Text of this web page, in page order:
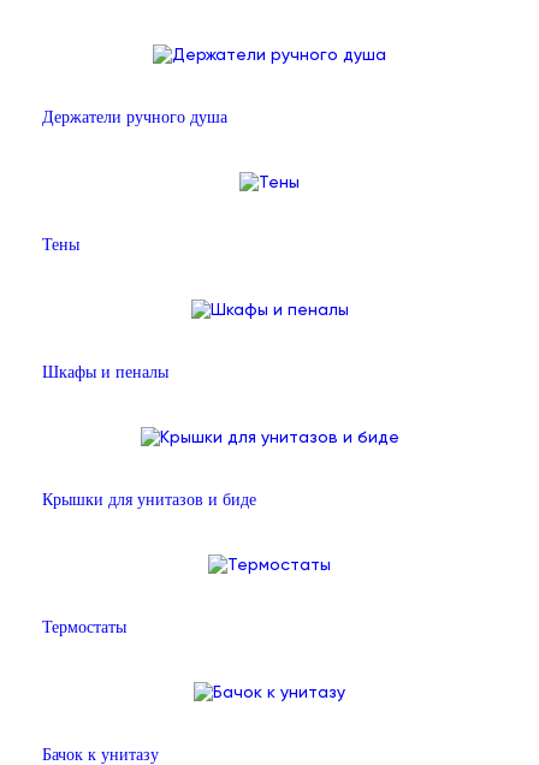
Держатели ручного душа
Тены
Шкафы и пеналы
Крышки для унитазов и биде
Термостаты
Бачок к унитазу